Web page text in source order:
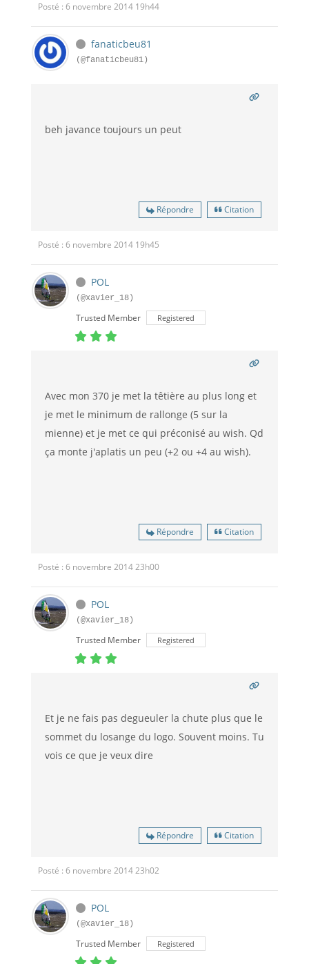
Posté : 6 novembre 2014 19h44
fanaticbeu81
(@fanaticbeu81)
beh javance toujours un peut
Répondre Citation
Posté : 6 novembre 2014 19h45
POL
(@xavier_18)
Trusted Member Registered
Avec mon 370 je met la têtière au plus long et
je met le minimum de rallonge (5 sur la
mienne) et je met ce qui préconisé au wish. Qd
ça monte j'aplatis un peu (+2 ou +4 au wish).
Répondre Citation
Posté : 6 novembre 2014 23h00
POL
(@xavier_18)
Trusted Member Registered
Et je ne fais pas degueuler la chute plus que le
sommet du losange du logo. Souvent moins. Tu
vois ce que je veux dire
Répondre Citation
Posté : 6 novembre 2014 23h02
POL
(@xavier_18)
Trusted Member Registered